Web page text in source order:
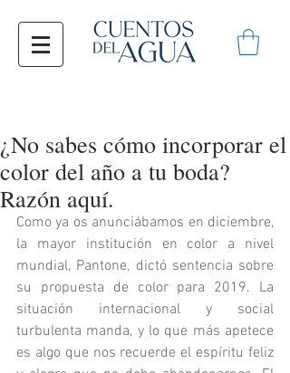
¿No sabes cómo incorporar el
color del año a tu boda?
Razón aquí.
Como ya os anunciábamos en diciembre,
la mayor institución en color a nivel
mundial, Pantone, dictó sentencia sobre
su propuesta de color para 2019. La
situación internacional y social
turbulenta manda, y lo que más apetece
es algo que nos recuerde el espíritu feliz